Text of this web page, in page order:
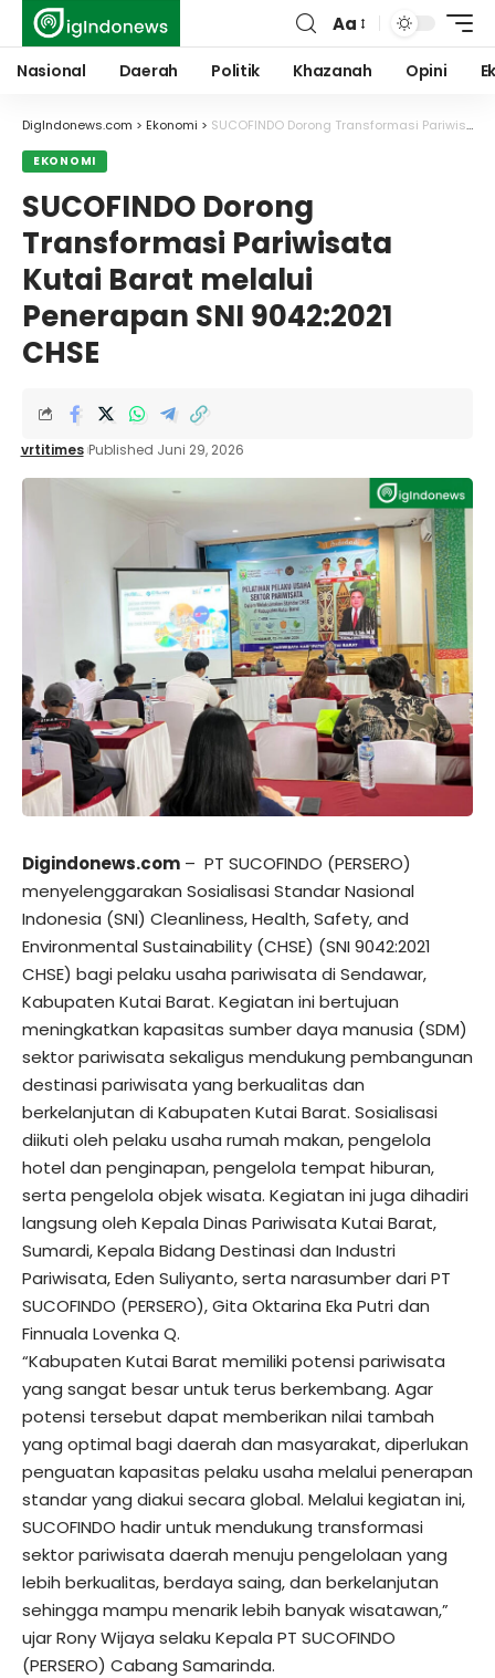
Font
Resizer
Aa
Nasional Daerah Politik Khazanah Opini
DigIndonews.com > Ekonomi > SUCOFINDO Dorong Transformasi Pariwisata Kutai Barat melalui Penerapan SNI 9042:2021 CHSE
EKONOMI
SUCOFINDO Dorong
Transformasi Pariwisata
Kutai Barat melalui
Penerapan SNI 9042:2021
CHSE
vrtitimes Published Juni 29, 2026
Digindonews.com – PT SUCOFINDO (PERSERO)
menyelenggarakan Sosialisasi Standar Nasional
Indonesia (SNI) Cleanliness, Health, Safety, and
Environmental Sustainability (CHSE) (SNI 9042:2021
CHSE) bagi pelaku usaha pariwisata di Sendawar,
Kabupaten Kutai Barat. Kegiatan ini bertujuan
meningkatkan kapasitas sumber daya manusia (SDM)
sektor pariwisata sekaligus mendukung pembangunan
destinasi pariwisata yang berkualitas dan
berkelanjutan di Kabupaten Kutai Barat. Sosialisasi
diikuti oleh pelaku usaha rumah makan, pengelola
hotel dan penginapan, pengelola tempat hiburan,
serta pengelola objek wisata. Kegiatan ini juga dihadiri
langsung oleh Kepala Dinas Pariwisata Kutai Barat,
Sumardi, Kepala Bidang Destinasi dan Industri
Pariwisata, Eden Suliyanto, serta narasumber dari PT
SUCOFINDO (PERSERO), Gita Oktarina Eka Putri dan
Finnuala Lovenka Q.
“Kabupaten Kutai Barat memiliki potensi pariwisata
yang sangat besar untuk terus berkembang. Agar
potensi tersebut dapat memberikan nilai tambah
yang optimal bagi daerah dan masyarakat, diperlukan
penguatan kapasitas pelaku usaha melalui penerapan
standar yang diakui secara global. Melalui kegiatan ini,
SUCOFINDO hadir untuk mendukung transformasi
sektor pariwisata daerah menuju pengelolaan yang
lebih berkualitas, berdaya saing, dan berkelanjutan
sehingga mampu menarik lebih banyak wisatawan,”
ujar Rony Wijaya selaku Kepala PT SUCOFINDO
(PERSERO) Cabang Samarinda.